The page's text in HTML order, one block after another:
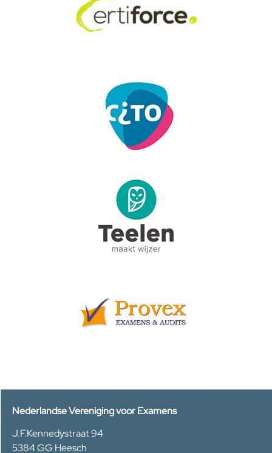
Nederlandse Vereniging voor Examens
J.F.Kennedystraat 94
5384 GG Heesch